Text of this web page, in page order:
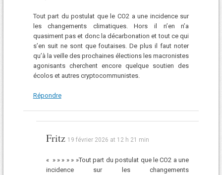
Tout part du postulat que le CO2 a une incidence sur
les changements climatiques. Hors il n’en n’a
quasiment pas et donc la décarbonation et tout ce qui
s’en suit ne sont que foutaises. De plus il faut noter
qu’à la veille des prochaines élections les macronistes
agonisants cherchent encore quelque soutien des
écolos et autres cryptocommunistes.
Répondre
Fritz 19 février 2026 at 12 h 21 min
« » » » » » »Tout part du postulat que le CO2 a une
incidence sur les changements